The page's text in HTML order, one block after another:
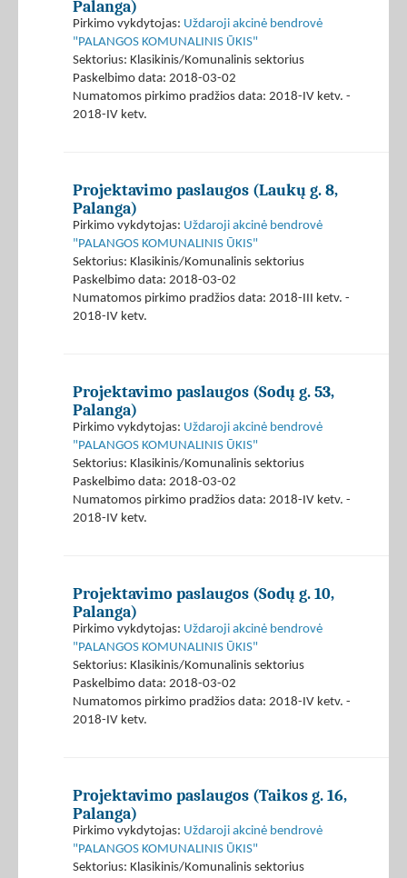
Palanga)
Pirkimo vykdytojas: Uždaroji akcinė bendrovė
"PALANGOS KOMUNALINIS ŪKIS"
Sektorius: Klasikinis/Komunalinis sektorius
Paskelbimo data: 2018-03-02
Numatomos pirkimo pradžios data: 2018-IV ketv. -
2018-IV ketv.
Projektavimo paslaugos (Laukų g. 8,
Palanga)
Pirkimo vykdytojas: Uždaroji akcinė bendrovė
"PALANGOS KOMUNALINIS ŪKIS"
Sektorius: Klasikinis/Komunalinis sektorius
Paskelbimo data: 2018-03-02
Numatomos pirkimo pradžios data: 2018-III ketv. -
2018-IV ketv.
Projektavimo paslaugos (Sodų g. 53,
Palanga)
Pirkimo vykdytojas: Uždaroji akcinė bendrovė
"PALANGOS KOMUNALINIS ŪKIS"
Sektorius: Klasikinis/Komunalinis sektorius
Paskelbimo data: 2018-03-02
Numatomos pirkimo pradžios data: 2018-IV ketv. -
2018-IV ketv.
Projektavimo paslaugos (Sodų g. 10,
Palanga)
Pirkimo vykdytojas: Uždaroji akcinė bendrovė
"PALANGOS KOMUNALINIS ŪKIS"
Sektorius: Klasikinis/Komunalinis sektorius
Paskelbimo data: 2018-03-02
Numatomos pirkimo pradžios data: 2018-IV ketv. -
2018-IV ketv.
Projektavimo paslaugos (Taikos g. 16,
Palanga)
Pirkimo vykdytojas: Uždaroji akcinė bendrovė
"PALANGOS KOMUNALINIS ŪKIS"
Sektorius: Klasikinis/Komunalinis sektorius